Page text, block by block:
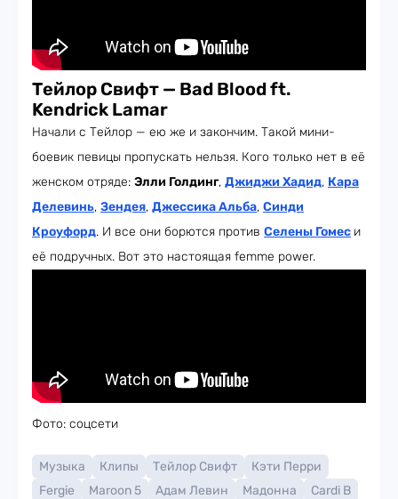
Тейлор Свифт — Bad Blood ft.
Kendrick Lamar
Начали с Тейлор — ею же и закончим. Такой мини-
боевик певицы пропускать нельзя. Кого только нет в её
женском отряде: Элли Голдинг, Джиджи Хадид, Кара
Делевинь, Зендея, Джессика Альба, Синди
Кроуфорд. И все они борются против Селены Гомес и
её подручных. Вот это настоящая femme power.
Фото: соцсети
Музыка Клипы Тейлор Свифт
Кэти Перри
Fergie
Maroon 5 Адам Левин Мадонна
Cardi B